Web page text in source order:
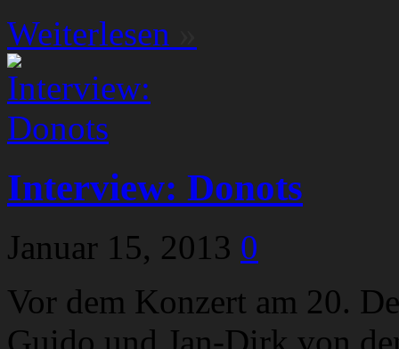
Weiterlesen
Interview: Donots
Januar 15, 2013 0
Vor dem Konzert am 20.